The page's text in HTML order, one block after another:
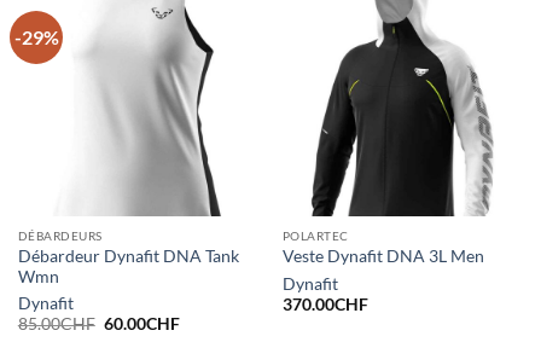
-29%
DÉBARDEURS
Débardeur Dynafit DNA Tank
Wmn
Dynafit
85.00CHF Le
60.00CHFLe
POLARTEC
Veste Dynafit DNA 3L Men
Dynafit
370.00CHF